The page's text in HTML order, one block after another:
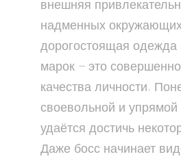
внешняя
надменных
дорогостоящая одежда
марок – это
качества личности.
своевольной и
удаётся достичь
Даже босс начинает